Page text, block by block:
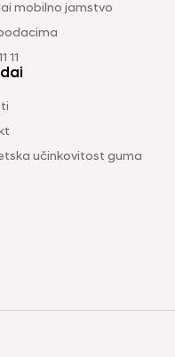
mobilno jamstvo
11
učinkovitost guma